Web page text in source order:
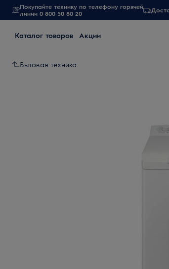
Покупайте технику по телефону горячей
линии 0 800 50 80 20
Каталог товаров Акции
Бытовая техника